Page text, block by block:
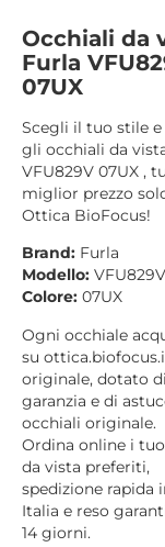
Occhiali da
Furla
07UX
Scegli il tuo stile e
gli occhiali da
VFU829V 07UX ,
miglior prezzo
Ottica BioFocus!
Brand: Furla
Modello: VFU829V
Colore: 07UX
Ogni occhiale
su
originale, dotato di
garanzia e di
occhiali originale.
Ordina online i
da vista preferiti,
spedizione rapida
Italia e reso
14 giorni.